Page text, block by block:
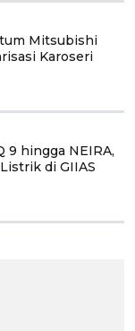
Mitsubishi
Karoseri
9 hingga NEIRA,
di GIIAS